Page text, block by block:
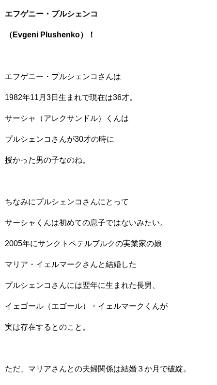
エフゲニー・プルシェンコ
（Evgeni Plushenko）！
エフゲニー・プルシェンコさんは
1982年11月3日生まれで現在は36才。
サーシャ（アレクサンドル）くんは
プルシェンコさんが30才の時に
授かった男の子なのね。
ちなみにプルシェンコさんにとって
サーシャくんは初めての息子ではないみたい。
2005年にサンクトペテルブルクの実業家の娘
マリア・イェルマークさんと結婚した
プルシェンコさんには翌年に生まれた長男、
イェゴール（エゴール）・イェルマークくんが
実は存在するとのこと。
ただ、マリアさんとの夫婦関係は結婚３か月で破綻。